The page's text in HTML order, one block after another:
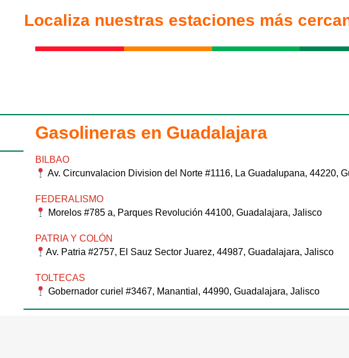
Localiza nuestras estaciones más
Gasolineras en Guadalajara
BILBAO
Av. Circunvalacion Division del Norte #1116, La Guadalupana, 44220,
FEDERALISMO
Morelos #785 a, Parques Revolución 44100, Guadalajara, Jalisco
PATRIA Y COLÓN
Av. Patria #2757, El Sauz Sector Juarez, 44987, Guadalajara, Jalisco
TOLTECAS
Gobernador curiel #3467, Manantial, 44990, Guadalajara, Jalisco